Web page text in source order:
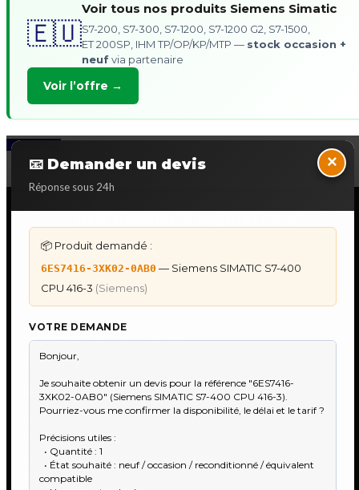
🇪🇺
Voir tous nos produits Siemens Simatic
S7-200, S7-300, S7-1200, S7-1200 G2, S7-1500,
ET 200SP, IHM TP/OP/KP/MTP — stock occasion +
neufvia partenaire
Voir l’offre →
📧 Demander un devis
Réponse sous 24h
×
📦 Produit demandé :
6ES7416-3XK02-0AB0 — Siemens SIMATIC S7-400
CPU 416-3 (Siemens)
VOTRE DEMANDE
Back to Top
DÉPANNAGE AUTOMATES
Dépannage Schneider Modicon
Dépannage Mitsubishi Melsec
Dépannage ABB AC500
IHM & PUPITRES
IHM Lauer PCS — Récupération Programme
IHM Lauer GAME & PCS — Programme
Maintenance Automatisme Industriel
Recherche & Sourcing piéce rare